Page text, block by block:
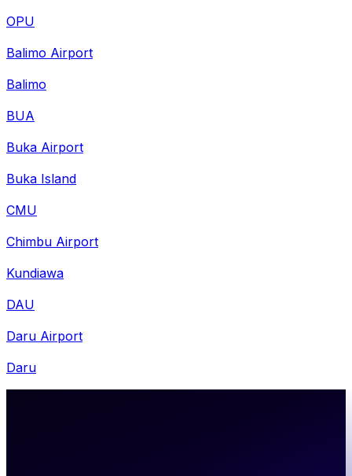
OPU
Balimo Airport
Balimo
BUA
Buka Airport
Buka Island
CMU
Chimbu Airport
Kundiawa
DAU
Daru Airport
Daru